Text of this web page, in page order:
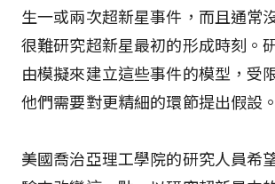
生一或兩次超新星事件，而且通常
很難研究超新星最初的形成時刻。
由模擬來建立這些事件的模型，受
他們需要對更精細的環節提出假設。
美國喬治亞理工學院的研究人員希